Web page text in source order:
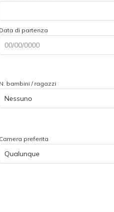
Data di partenza
N. bambini / ragazzi
Camera preferita